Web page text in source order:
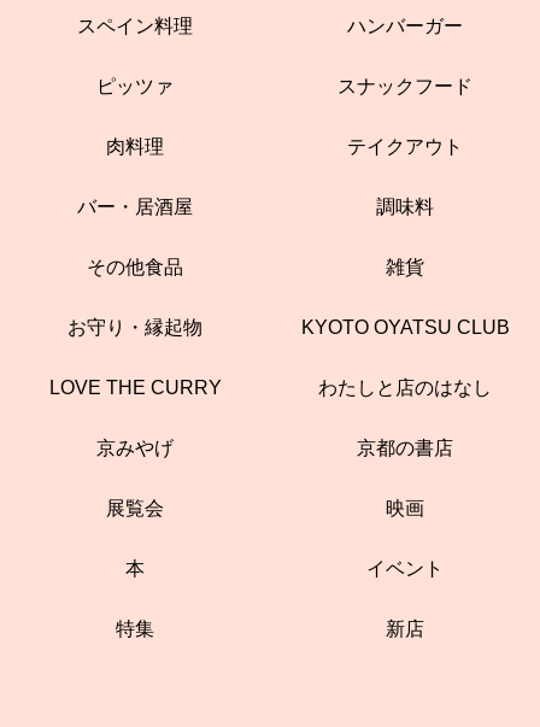
スペイン料理 ハンバーガー
ピッツァ スナックフード
肉料理 テイクアウト
バー・居酒屋 調味料
その他食品 雑貨
お守り・縁起物 KYOTO OYATSU CLUB
LOVE THE CURRY わたしと店のはなし
京みやげ 京都の書店
展覧会 映画
本 イベント
特集 新店